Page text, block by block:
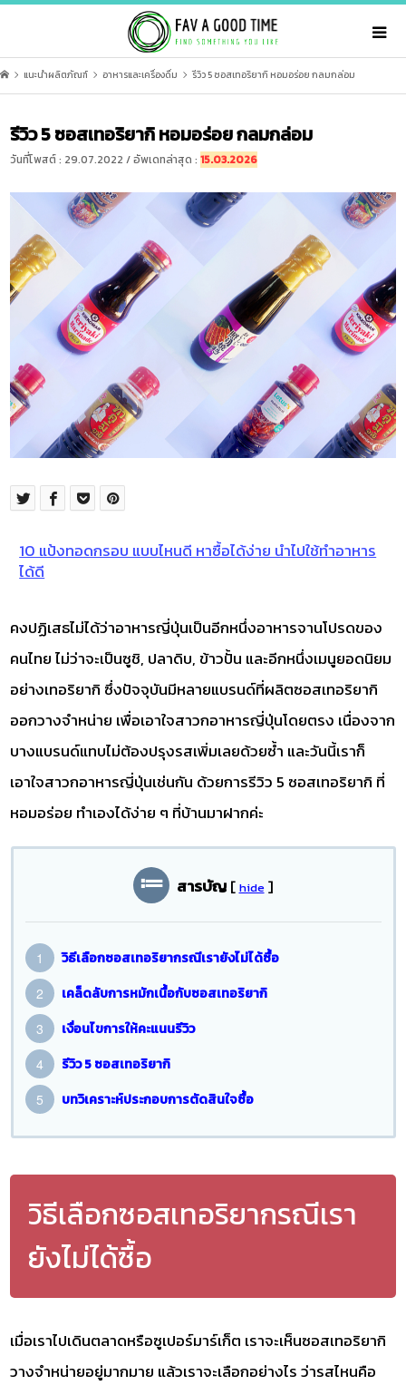
แนะนำผลิตภัณฑ์ อาหารและเครื่องดื่ม รีวิว 5 ซอสเทอริยากิ หอมอร่อย กลมกล่อม
รีวิว 5 ซอสเทอริยากิ หอมอร่อย กลมกล่อม
วันที่โพสต์ : 29.07.2022 / อัพเดทล่าสุด :15.03.2026
10 แป้งทอดกรอบ แบบไหนดี หาซื้อได้ง่าย นำไปใช้ทำอาหาร
ได้ดี
คงปฏิเสธไม่ได้ว่าอาหารญี่ปุ่นเป็นอีกหนึ่งอาหารจานโปรดของ
คนไทย ไม่ว่าจะเป็นซูชิ, ปลาดิบ, ข้าวปั้น และอีกหนึ่งเมนูยอดนิยม
อย่างเทอริยากิ ซึ่งปัจจุบันมีหลายแบรนด์ที่ผลิตซอสเทอริยากิ
ออกวางจำหน่าย เพื่อเอาใจสาวกอาหารญี่ปุ่นโดยตรง เนื่องจาก
บางแบรนด์แทบไม่ต้องปรุงรสเพิ่มเลยด้วยซ้ำ และวันนี้เราก็
เอาใจสาวกอาหารญี่ปุ่นเช่นกัน ด้วยการรีวิว 5 ซอสเทอริยากิ ที่
หอมอร่อย ทำเองได้ง่าย ๆ ที่บ้านมาฝากค่ะ
สารบัญ [ hide ]
วิธีเลือกซอสเทอริยากรณีเรายังไม่ได้ซื้อ
เคล็ดลับการหมักเนื้อกับซอสเทอริยากิ
เงื่อนไขการให้คะแนนรีวิว
รีวิว 5 ซอสเทอริยากิ
บทวิเคราะห์ประกอบการตัดสินใจซื้อ
วิธีเลือกซอสเทอริยากรณีเรา
ยังไม่ได้ซื้อ
เมื่อเราไปเดินตลาดหรือซูเปอร์มาร์เก็ต เราจะเห็นซอสเทอริยากิ
วางจำหน่ายอยู่มากมาย แล้วเราจะเลือกอย่างไร ว่ารสไหนคือ